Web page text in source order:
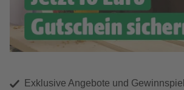
Exklusive Angebote und